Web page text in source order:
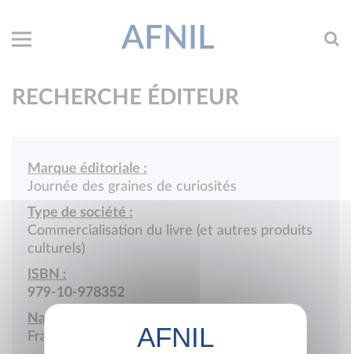
AFNIL
RECHERCHE ÉDITEUR
Marque éditoriale :
Journée des graines de curiosités
Type de société :
Commercialisation du livre (et autres produits
culturels)
ISBN :
979-10-978352
Nationalité :
France